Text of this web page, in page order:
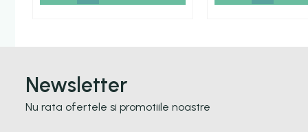
Newsletter
Nu rata ofertele si promotiile noastre